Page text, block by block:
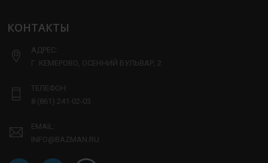
КОНТАКТЫ
АДРЕС:
Г. КЕМЕРОВО, ОСЕННИЙ БУЛЬВАР, 2
ТЕЛЕФОН:
8 (861) 241-02-03
EMAIL:
INFO@BAZMAN.RU